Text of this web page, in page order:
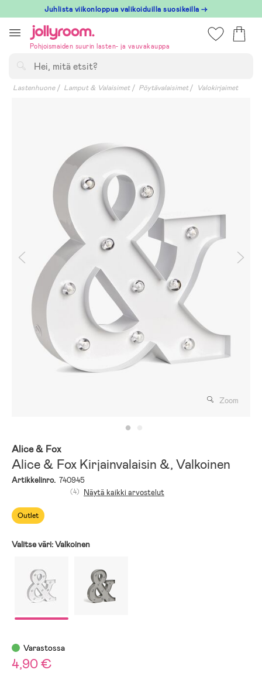
till
innehållet
Juhlista viikonloppua valikoiduilla suosikeilla →
Pohjoismaiden suurin lasten- ja vauvakauppa
Lastenhuone Lamput & Valaisimet Pöytävalaisimet Valokirjaimet
Zoom
Alice & Fox
Alice & Fox Kirjainvalaisin &, Valkoinen
Artikkelinro. 740945
Outlet
(4) Näytä kaikki arvostelut
Valitse väri:Valkoinen
Varastossa
4,90 €